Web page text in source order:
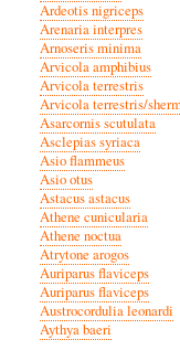
Ardeotis nigriceps
Arenaria interpres
Arnoseris minima
Arvicola amphibius
Arvicola terrestris
Arvicola terrestris/
Asarcornis scutulata
Asclepias syriaca
Asio flammeus
Asio otus
Astacus astacus
Athene cunicularia
Athene noctua
Atrytone arogos
Auriparus flaviceps
Auriparus flaviceps
Austrocordulia leonardi
Aythya baeri